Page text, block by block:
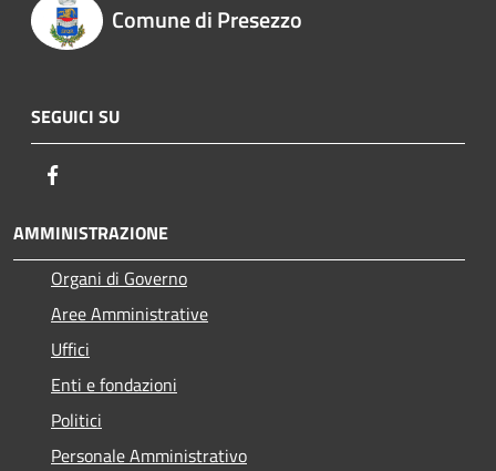
Comune di Presezzo
SEGUICI SU
AMMINISTRAZIONE
Organi di Governo
Aree Amministrative
Uffici
Enti e fondazioni
Politici
Personale Amministrativo